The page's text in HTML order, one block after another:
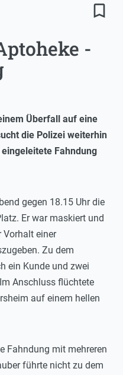
bookmark_border
-
Überfall auf eine
die Polizei weiterhin
Fahndung
gegen 18.15 Uhr die
Er war maskiert und
Vorhalt einer
Zu dem
ein Kunde und zwei
Anschluss flüchtete
auf einem hellen
Fahndung mit mehreren
führte nicht zu dem